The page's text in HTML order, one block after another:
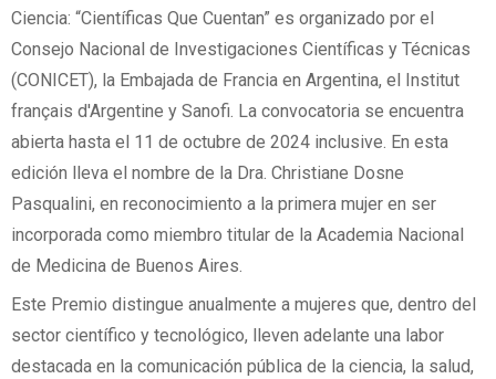
Ciencia: “Científicas Que Cuentan” es organizado por el
Consejo Nacional de Investigaciones Científicas y Técnicas
(CONICET), la Embajada de Francia en Argentina, el Institut
français d'Argentine y Sanofi. La convocatoria se encuentra
abierta hasta el 11 de octubre de 2024 inclusive. En esta
edición lleva el nombre de la Dra. Christiane Dosne
Pasqualini, en reconocimiento a la primera mujer en ser
incorporada como miembro titular de la Academia Nacional
de Medicina de Buenos Aires.
Este Premio distingue anualmente a mujeres que, dentro del
sector científico y tecnológico, lleven adelante una labor
destacada en la comunicación pública de la ciencia, la salud,